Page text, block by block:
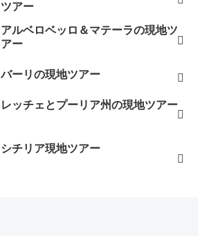
ツアー
アルベロベッロ＆マテーラの現地ツ
アー
バーリの現地ツアー
レッチェとプーリア州の現地ツアー
シチリア現地ツアー